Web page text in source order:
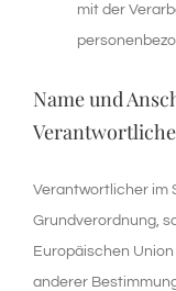
mit der
Name und
Verantwortlicher im
Grundverordnung,
Europäischen
anderer